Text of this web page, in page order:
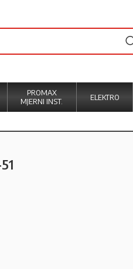
PROMAX
MJERNI INST.
ELEKTRO